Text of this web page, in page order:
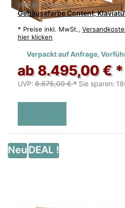
Weitere Optionen:
Gehäusefarbe Content,
* Preise inkl. MwSt.,
hier klicken
Verpackt auf Anfrage,
ab 8.495,00 € *
UVP: 8.675,00 € * Sie sparen:
Neu DEAL !